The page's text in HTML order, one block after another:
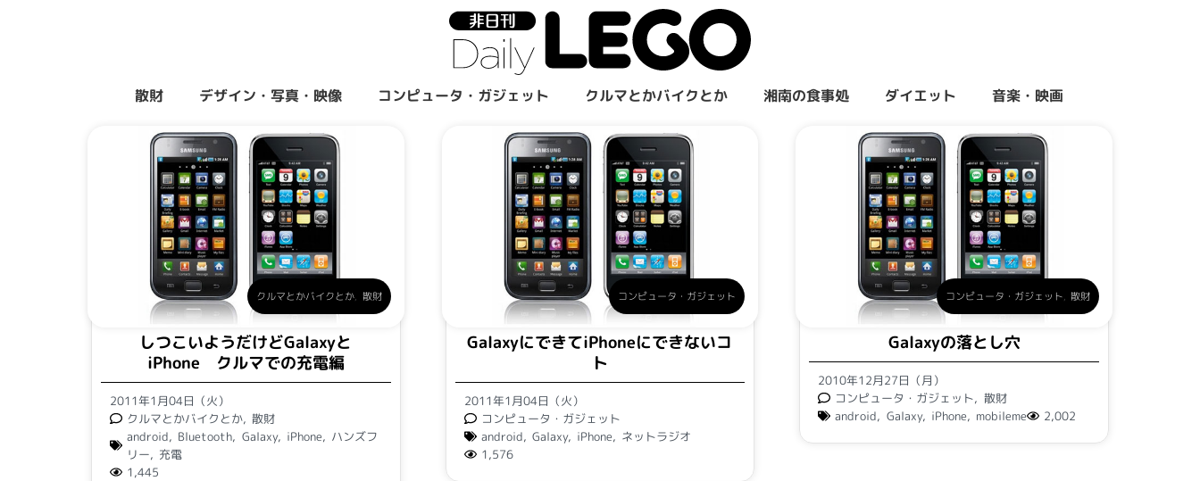
散財 デザイン・写真・映像 コンピュータ・ガジェット クルマとかバイクとか 湘南の食事処 ダイエット 音楽・映画
クルマとかバイクとか, 散財
しつこいようだけどGalaxyと
iPhone クルマでの充電編
2011年1月04日（火）
クルマとかバイクとか,散財
android, Bluetooth, Galaxy, iPhone, ハンズフ
リー, 充電
1,445
コンピュータ・ガジェット
GalaxyにできてiPhoneにできないコ
ト
2011年1月04日（火）
コンピュータ・ガジェット
android, Galaxy, iPhone, ネットラジオ
1,576
コンピュータ・ガジェット, 散財
Galaxyの落とし穴
2010年12月27日（月）
コンピュータ・ガジェット, 散財
android, Galaxy, iPhone, mobileme 2,002